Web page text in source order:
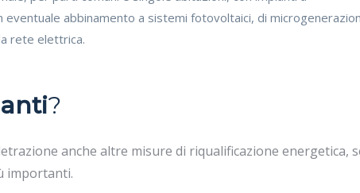
abbinamento a sistemi fotovoltaici, di
rete elettrica.
?
anche altre misure di riqualificazione energetica,
importanti.